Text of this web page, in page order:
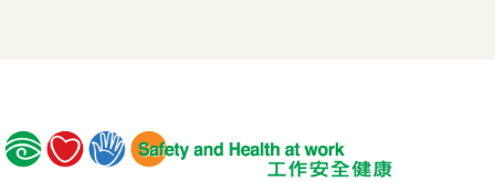
MICM
組裝合成建築工程管理人員訓練課程
【護心計劃/好心情@健康工作間】重拾健康由「戒煙」做
起：認識吸煙害處與戒煙攻略網上講座